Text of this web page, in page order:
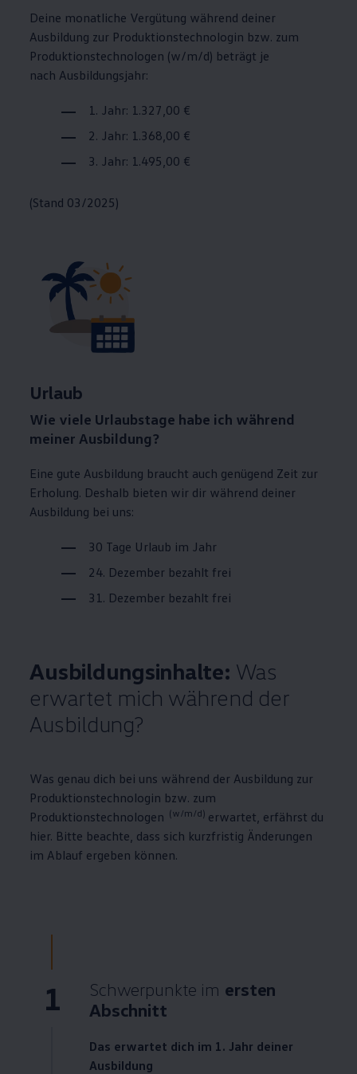
Deine monatliche Vergütung während deiner
Ausbildung zur Produktionstechnologin bzw. zum
Produktionstechnologen (w/m/d) beträgt je
nach Ausbildungsjahr:
1. Jahr: 1.327,00 €
2. Jahr: 1.368,00 €
3. Jahr: 1.495,00 €
(Stand 03/2025)
Urlaub
Wie viele Urlaubstage habe ich während
meiner Ausbildung?
Eine gute Ausbildung braucht auch genügend Zeit zur
Erholung. Deshalb bieten wir dir während deiner
Ausbildung bei uns:
30 Tage Urlaub im Jahr
24. Dezember bezahlt frei
31. Dezember bezahlt frei
Ausbildungsinhalte: Was
erwartet mich während der
Ausbildung?
Was genau dich bei uns während der Ausbildung zur
Produktionstechnologin bzw. zum
Produktionstechnologen (w/m/d) erwartet, erfährst du
hier. Bitte beachte, dass sich kurzfristig Änderungen
im Ablauf ergeben können.
1 Schwerpunkte im ersten
Abschnitt
Das erwartet dich im 1. Jahr deiner
Ausbildung